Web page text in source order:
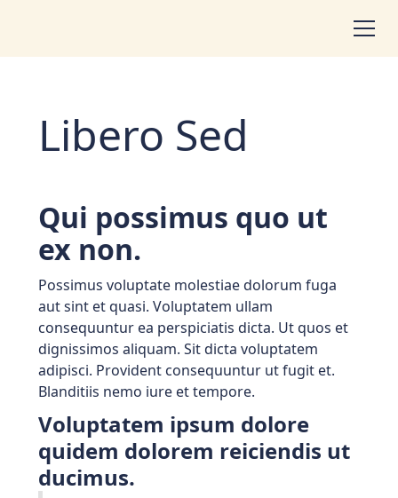
Libero Sed
Qui possimus quo ut
ex non.
Possimus voluptate molestiae dolorum fuga
aut sint et quasi. Voluptatem ullam
consequuntur ea perspiciatis dicta. Ut quos et
dignissimos aliquam. Sit dicta voluptatem
adipisci. Provident consequuntur ut fugit et.
Blanditiis nemo iure et tempore.
Voluptatem ipsum dolore
quidem dolorem reiciendis ut
ducimus.